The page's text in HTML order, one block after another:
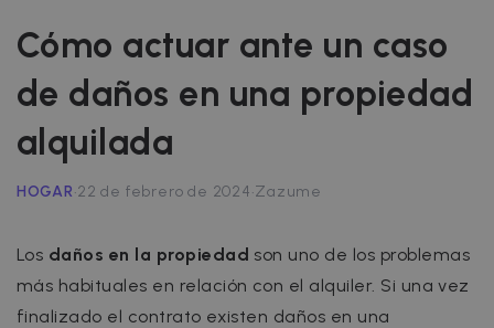
Cómo actuar ante un caso
de daños en una propiedad
alquilada
HOGAR·22 de febrero de 2024·Zazume
Los daños en la propiedad son uno de los problemas
más habituales en relación con el alquiler. Si una vez
finalizado el contrato existen daños en una